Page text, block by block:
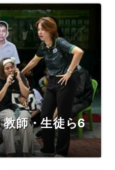
教師・生徒ら6